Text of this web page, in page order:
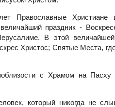
Православные Христиане и
праздник -
В этой
Христос; Святые Места,
с Храмом на Пасху
который никогда не